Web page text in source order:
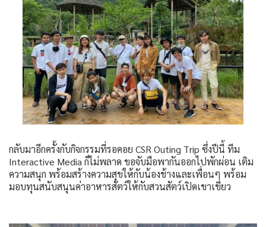
กลับมาอีกครั้งกับกิจกรรมที่รอคอย CSR Outing Trip ซึ่งปีนี้ ทีม
Interactive Media ก็ไม่พลาด ขอจับมือพากันออกไปพักผ่อน เติม
ความสนุก พร้อมสร้างความสุขให้กับน้องช้างและเพื่อนๆ พร้อม
มอบทุนสนับสนุนค่าอาหารสัตว์ให้กับสวนสัตว์เปิดเขาเขียว